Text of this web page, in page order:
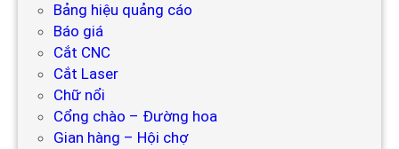
Bảng hiệu quảng cáo
Báo giá
Cắt CNC
Cắt Laser
Chữ nổi
Cổng chào – Đường hoa
Gian hàng – Hội chợ